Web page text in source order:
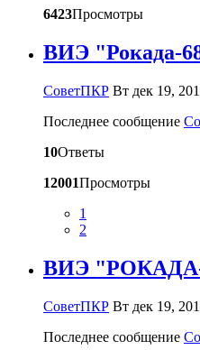
6423Просмотры
ВИЭ "Рокада-
CоветПКР Вт дек 19,
Последнее сообщение
10Ответы
12001Просмотры
1
2
ВИЭ
CоветПКР Вт дек 19,
Последнее сообщение